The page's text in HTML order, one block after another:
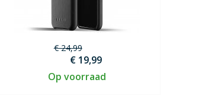
€ 24,99
€ 19,99
Op voorraad